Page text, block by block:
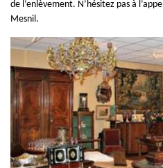
de l’enlèvement. N’hésitez pas à
Mesnil.